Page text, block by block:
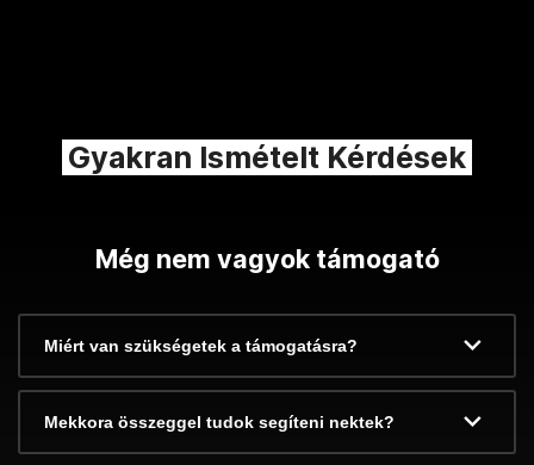
Gyakran Ismételt Kérdések
Még nem vagyok támogató
Miért van szükségetek a támogatásra?
Mekkora összeggel tudok segíteni nektek?